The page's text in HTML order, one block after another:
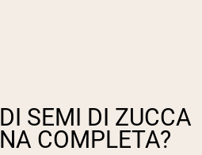
SEMI DI ZUCCA
COMPLETA?